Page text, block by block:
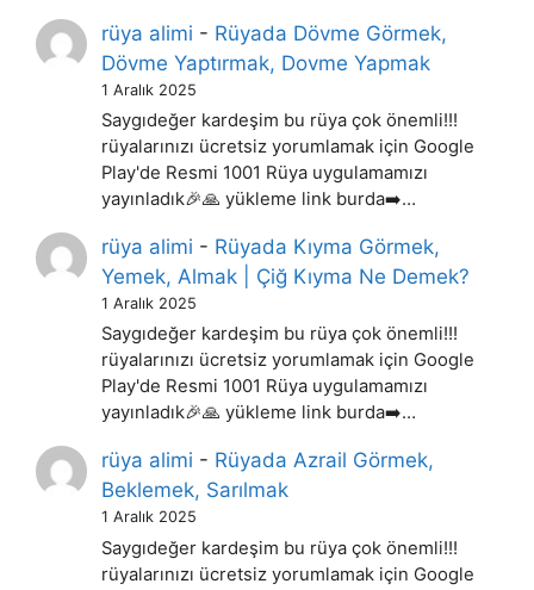
rüya alimi - Rüyada Dövme Görmek,
Dövme Yaptırmak, Dovme Yapmak
1 Aralık 2025
Saygıdeğer kardeşim bu rüya çok önemli!!!
rüyalarınızı ücretsiz yorumlamak için Google
Play'de Resmi 1001 Rüya uygulamamızı
yayınladık🎉🙏 yükleme link burda➡️…
rüya alimi - Rüyada Kıyma Görmek,
Yemek, Almak | Çiğ Kıyma Ne Demek?
1 Aralık 2025
Saygıdeğer kardeşim bu rüya çok önemli!!!
rüyalarınızı ücretsiz yorumlamak için Google
Play'de Resmi 1001 Rüya uygulamamızı
yayınladık🎉🙏 yükleme link burda➡️…
rüya alimi - Rüyada Azrail Görmek,
Beklemek, Sarılmak
1 Aralık 2025
Saygıdeğer kardeşim bu rüya çok önemli!!!
rüyalarınızı ücretsiz yorumlamak için Google